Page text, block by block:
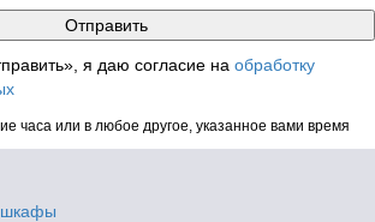
я даю согласие на обработку
часа или в любое другое, указанное вами время
шкафы